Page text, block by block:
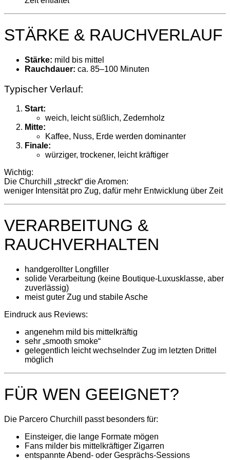
STÄRKE & RAUCHVERLAUF
Stärke: mild bis mittel
Rauchdauer: ca. 85–100 Minuten
Typischer Verlauf:
Start:
weich, leicht süßlich, Zedernholz
Mitte:
Kaffee, Nuss, Erde werden dominanter
Finale:
würziger, trockener, leicht kräftiger
Wichtig:
Die Churchill „streckt“ die Aromen:
weniger Intensität pro Zug, dafür mehr Entwicklung über Zeit
VERARBEITUNG &
RAUCHVERHALTEN
handgerollter Longfiller
solide Verarbeitung (keine Boutique-Luxusklasse, aber
zuverlässig)
meist guter Zug und stabile Asche
Eindruck aus Reviews:
angenehm mild bis mittelkräftig
sehr „smooth smoke“
gelegentlich leicht wechselnder Zug im letzten Drittel
möglich
FÜR WEN GEEIGNET?
Die Parcero Churchill passt besonders für:
Einsteiger, die lange Formate mögen
Fans milder bis mittelkräftiger Zigarren
entspannte Abend- oder Gesprächs-Sessions